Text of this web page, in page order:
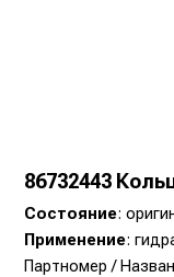
86732443
Состояние:
Применение:
Партномер /